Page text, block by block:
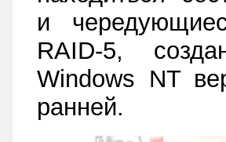
и
RAID-5,
Windows NT
ранней.